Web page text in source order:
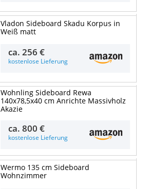
Vladon Sideboard Skadu Korpus in
Weiß matt
ca.256 €
kostenlose Lieferung
Wohnling Sideboard Rewa
140x78,5x40 cm Anrichte Massivholz
Akazie
ca.800 €
kostenlose Lieferung
Wermo 135 cm Sideboard
Wohnzimmer